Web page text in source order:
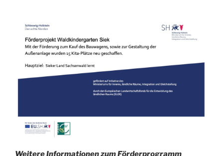
Archiv!
Weitere Informationen zum Förderprogramm